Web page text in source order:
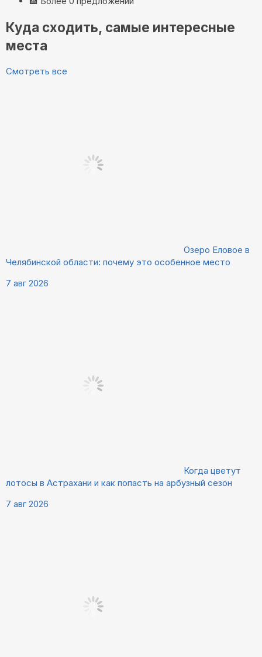
Куда сходить, самые интересные
места
Смотреть все
Озеро Еловое в
Челябинской области: почему это особенное место
7 авг 2026
Когда цветут
лотосы в Астрахани и как попасть на арбузный сезон
7 авг 2026